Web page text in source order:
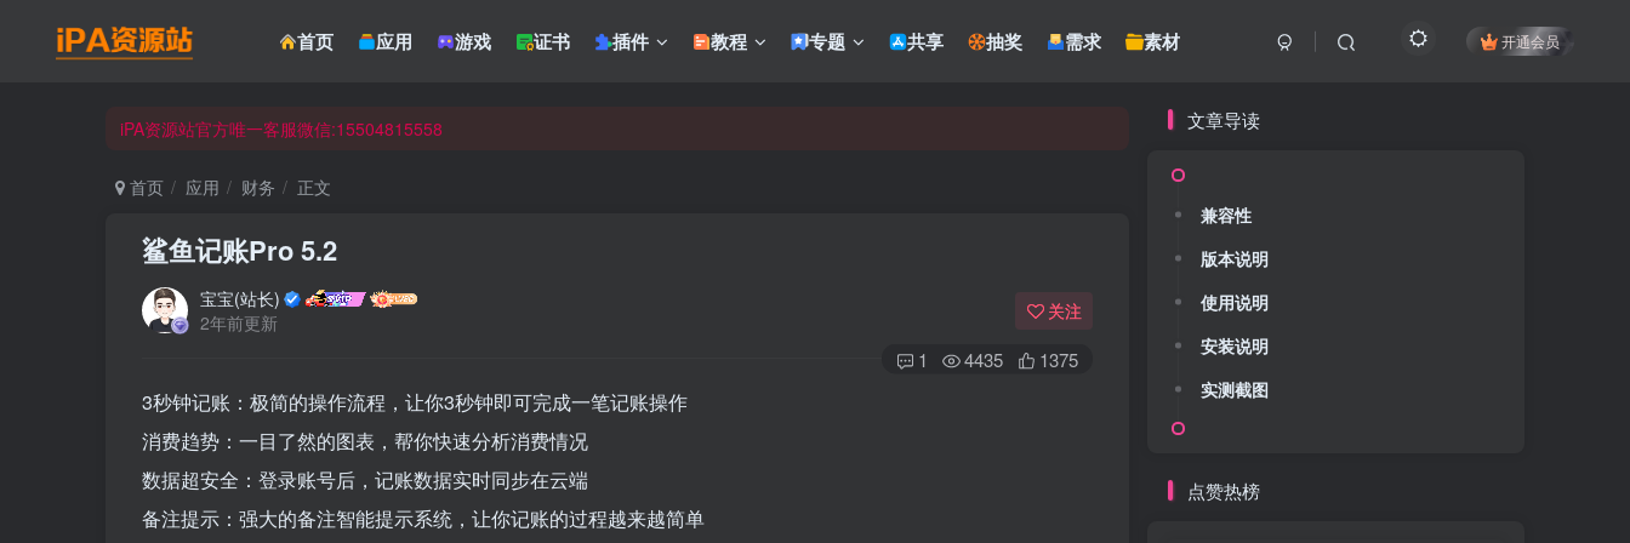
首页 应用 游戏 证书 插件 教程 专题 共享 抽奖 需求 素材 开通会员
iPA资源站官方唯一客服微信:15504815558
iPA资源站官方唯一客服微信:15504815558
首页 应用 财务 正文
鲨鱼记账Pro 5.2
宝宝(站长)
2年前更新
关注
1 4435 1375
3秒钟记账：极简的操作流程，让你3秒钟即可完成一笔记账操作
消费趋势：一目了然的图表，帮你快速分析消费情况
数据超安全：登录账号后，记账数据实时同步在云端
备注提示：强大的备注智能提示系统，让你记账的过程越来越简单
文章导读
兼容性
版本说明
使用说明
安装说明
实测截图
点赞热榜